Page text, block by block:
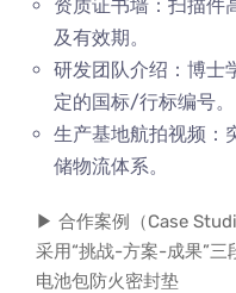
资质证书墙：扫描件
及有效期。
研发团队介绍：博士
定的国标/行标编号。
生产基地航拍视频：
储物流体系。
▶ 合作案例（Case
采用“挑战-方案-成果”三
电池包防火密封垫